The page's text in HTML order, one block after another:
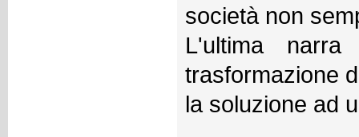
società non
L'ultima
trasformazione
la soluzione ad